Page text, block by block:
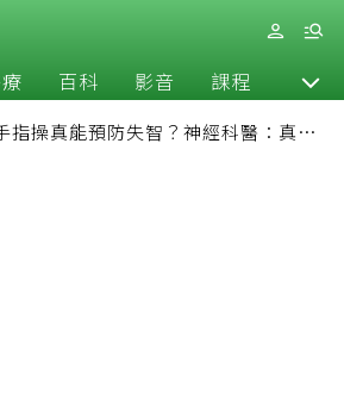
百科 影音 課程 退休
指操真能預防失智？神經科醫：真正